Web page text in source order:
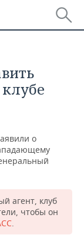
о
агент, клуб
чтобы он
.